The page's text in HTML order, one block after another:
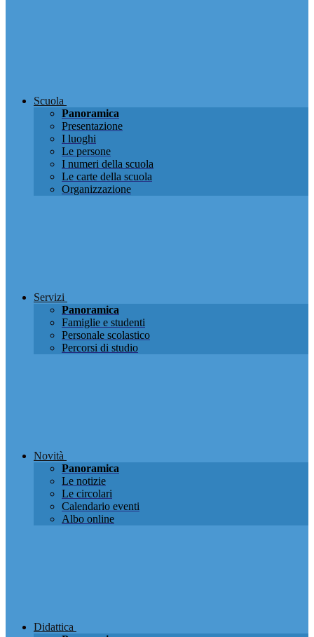
Scuola
Panoramica
Presentazione
I luoghi
Le persone
I numeri della scuola
Le carte della scuola
Organizzazione
Servizi
Panoramica
Famiglie e studenti
Personale scolastico
Percorsi di studio
Novità
Panoramica
Le notizie
Le circolari
Calendario eventi
Albo online
Didattica